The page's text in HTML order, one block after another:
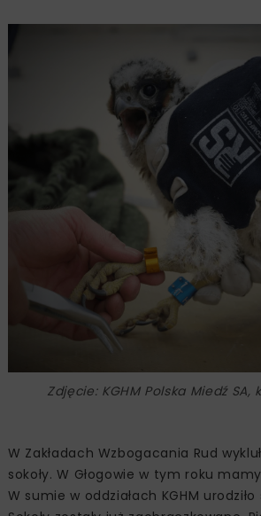
Zdjęcie: KGHM Polska Miedź
W Zakładach Wzbogacania Rud
sokoły. W Głogowie w tym roku
W sumie w oddziałach KGHM